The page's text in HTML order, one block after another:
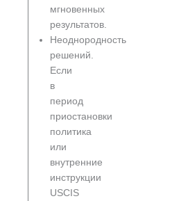
мгновенных
результатов.
Неоднородность
решений.
Если
в
период
приостановки
политика
или
внутренние
инструкции
USCIS